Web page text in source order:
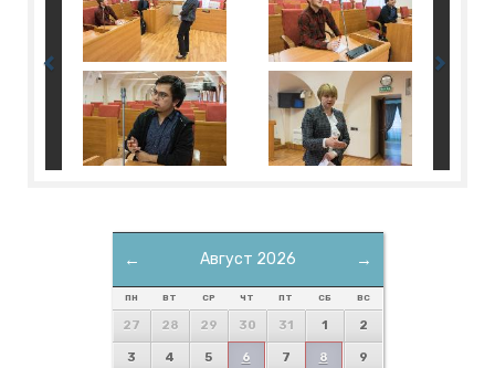
← →
Август 2026
ПН ВТ СР ЧТ ПТ СБ ВС
27 28 29 30 31 1 2
3 4 5 6 7 8 9